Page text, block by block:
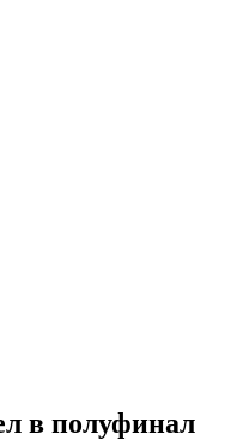
в полуфинал